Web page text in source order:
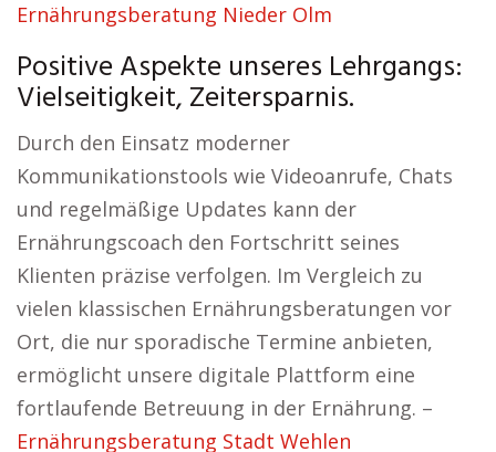
Ernährungsberatung Nieder Olm
Positive Aspekte unseres Lehrgangs:
Vielseitigkeit, Zeitersparnis.
Durch den Einsatz moderner
Kommunikationstools wie Videoanrufe, Chats
und regelmäßige Updates kann der
Ernährungscoach den Fortschritt seines
Klienten präzise verfolgen. Im Vergleich zu
vielen klassischen Ernährungsberatungen vor
Ort, die nur sporadische Termine anbieten,
ermöglicht unsere digitale Plattform eine
fortlaufende Betreuung in der Ernährung. –
Ernährungsberatung Stadt Wehlen